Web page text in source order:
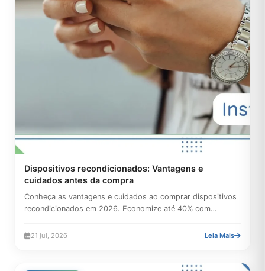
Dispositivos recondicionados: Vantagens e
cuidados antes da compra
Conheça as vantagens e cuidados ao comprar dispositivos
recondicionados em 2026. Economize até 40% com
21 jul, 2026 Leia Mais